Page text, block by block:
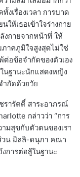
เรื่องเวลา การบาด
ให้เธอเข้าใจร่างกาย
งกายจากหน้าที่ ให้
าคภูมิใจสูงสุดไม่ใช่
ต่อข้อจำกัดของตัวเอง
นฐานะนักแสดงหญิง
กัดด้วยวัย
ารัตติ์ สาระอาภรณ์
กล่าวว่า “การ
มสุขกับตัวตนของเรา
วน มิลลิ-ดนุภา คณา
การต่อสู้ในฐานะ